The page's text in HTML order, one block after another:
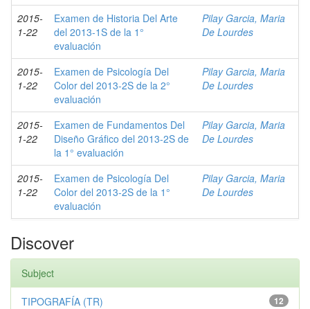
2015-
1-22
Examen de Historia Del Arte
del 2013-1S de la 1°
evaluación
Pilay Garcia, Maria
De Lourdes
2015-
1-22
Examen de Psicología Del
Color del 2013-2S de la 2°
evaluación
Pilay Garcia, Maria
De Lourdes
2015-
1-22
Examen de Fundamentos Del
Diseño Gráfico del 2013-2S de
la 1° evaluación
Pilay Garcia, Maria
De Lourdes
2015-
1-22
Examen de Psicología Del
Color del 2013-2S de la 1°
evaluación
Pilay Garcia, Maria
De Lourdes
Discover
Subject
12
TIPOGRAFÍA (TR)